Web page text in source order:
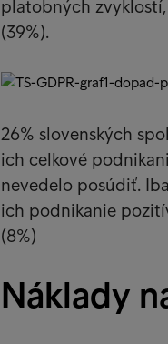
platobných
(39%).
26% slovenských
ich celkové
nevedelo posúdiť.
ich podnikanie
(8%)
Náklady